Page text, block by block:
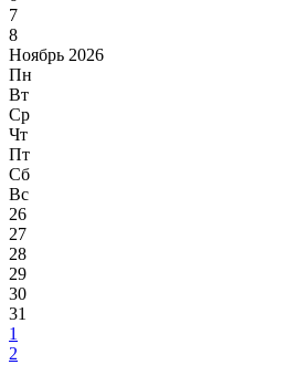
7
8
Ноябрь 2026
Пн
Вт
Ср
Чт
Пт
Сб
Вс
26
27
28
29
30
31
1
2